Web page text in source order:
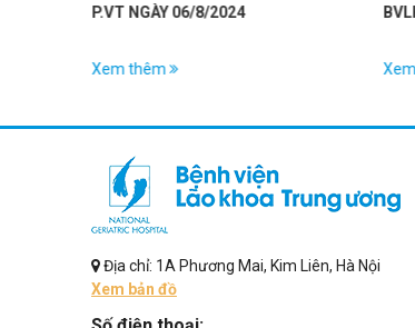
BVLKTW-P.VT NGÀY 06/8/2024
Xem thêm
Địa chỉ: 1A Phương Mai, Kim Liên, Hà Nội
Xem bản đồ